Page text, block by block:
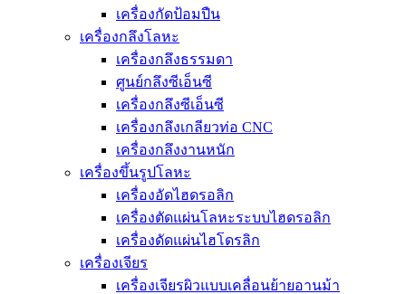
เครื่องกัดป้อมปืน
เครื่องกลึงโลหะ
เครื่องกลึงธรรมดา
ศูนย์กลึงซีเอ็นซี
เครื่องกลึงซีเอ็นซี
เครื่องกลึงเกลียวท่อ CNC
เครื่องกลึงงานหนัก
เครื่องขึ้นรูปโลหะ
เครื่องอัดไฮดรอลิก
เครื่องตัดแผ่นโลหะระบบไฮดรอลิก
เครื่องดัดแผ่นไฮโดรลิก
เครื่องเจียร
เครื่องเจียรผิวแบบเคลื่อนย้ายอานม้า